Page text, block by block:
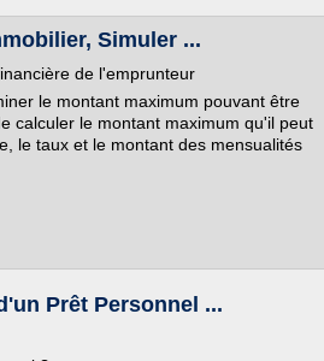
Simuler ...
de l'emprunteur
le montant maximum pouvant être
calculer le montant maximum qu'il peut
le taux et le montant des mensualités
Prêt Personnel ...